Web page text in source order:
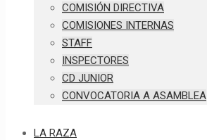
COMISIÓN DIRECTIVA
COMISIONES INTERNAS
STAFF
INSPECTORES
CD JUNIOR
CONVOCATORIA A ASAMBLEA
LA RAZA